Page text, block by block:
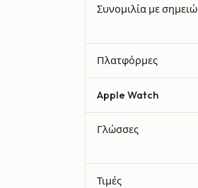
Συνομιλία με
Πλατφόρμες
Apple Watch
Γλώσσες
Τιμές